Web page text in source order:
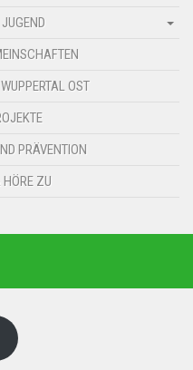
OST
PRÄVENTION
ZU